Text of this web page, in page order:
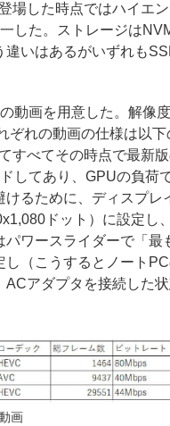
場した時点ではハイエ
した。ストレージは
違いはあるがいずれも
動画を用意した。解像度
ぞれの動画の仕様は以下
すべてその時点で最新
してあり、GPUの負荷
けるために、ディスプレ
ドット）に設定し
パワースライダーで「最
し（こうするとノート
ACアダプタを接続した
画